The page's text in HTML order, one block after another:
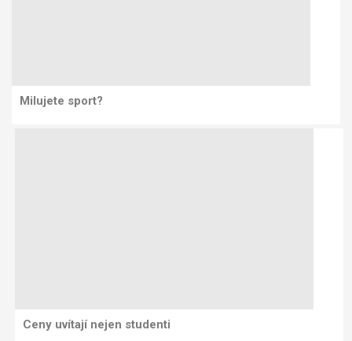
Milujete sport?
Ceny uvítají nejen studenti